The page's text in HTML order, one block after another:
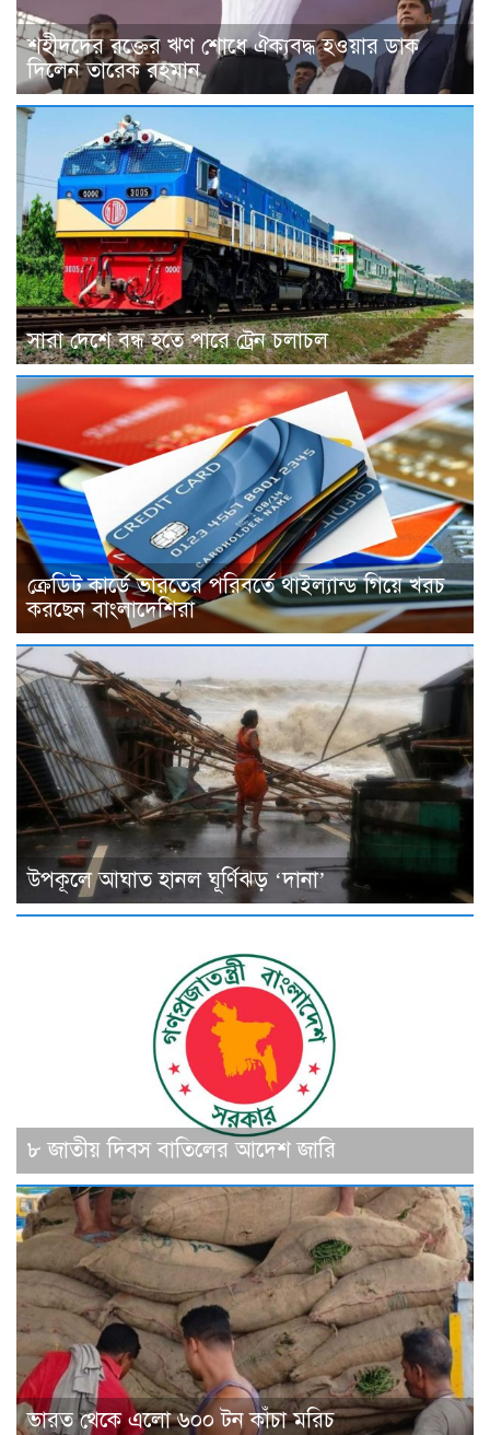
শহীদদের রক্তের ঋণ শোধে ঐক্যবদ্ধ হওয়ার ডাক
দিলেন তারেক রহমান
সারা দেশে বন্ধ হতে পারে ট্রেন চলাচল
ক্রেডিট কার্ডে ভারতের পরিবর্তে থাইল্যান্ড গিয়ে খরচ
করছেন বাংলাদেশিরা
উপকূলে আঘাত হানল ঘূর্ণিঝড় ‘দানা’
৮ জাতীয় দিবস বাতিলের আদেশ জারি
ভারত থেকে এলো ৬০০ টন কাঁচা মরিচ